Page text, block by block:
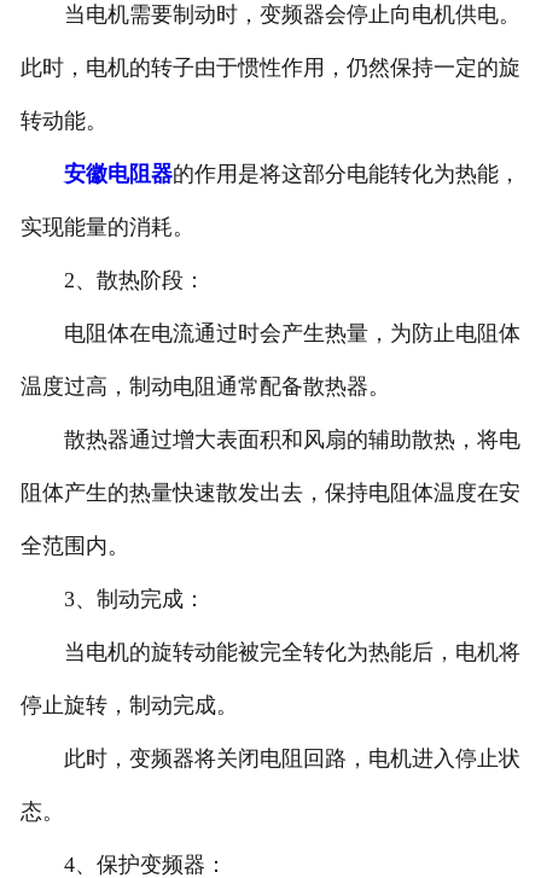
当电机需要制动时，变频器会停止向电机供电。
此时，电机的转子由于惯性作用，仍然保持一定的旋
转动能。
安徽电阻器的作用是将这部分电能转化为热能，
实现能量的消耗。
2、散热阶段：
电阻体在电流通过时会产生热量，为防止电阻体
温度过高，制动电阻通常配备散热器。
散热器通过增大表面积和风扇的辅助散热，将电
阻体产生的热量快速散发出去，保持电阻体温度在安
全范围内。
3、制动完成：
当电机的旋转动能被完全转化为热能后，电机将
停止旋转，制动完成。
此时，变频器将关闭电阻回路，电机进入停止状
态。
4、保护变频器：